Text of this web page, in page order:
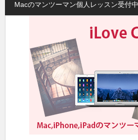
Macのマンツーマン個人レッスン受付中